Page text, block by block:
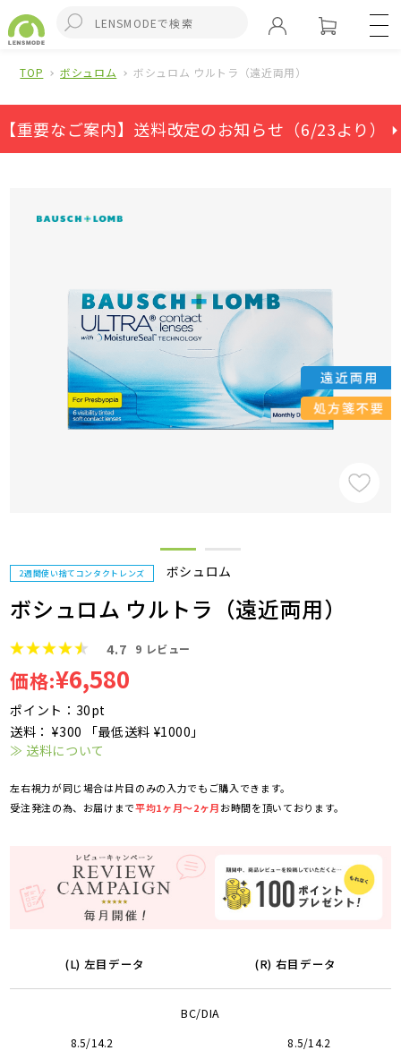
TOP ボシュロム ボシュロム ウルトラ（遠近両用）
【重要なご案内】送料改定のお知らせ（6/23より） ⏵
2週間使い捨てコンタクトレンズ ボシュロム
ボシュロム ウルトラ（遠近両用）
4.7 9 レビュー
価格:¥6,580
ポイント：30pt
送料： ¥300 「最低送料 ¥1000」
≫ 送料について
左右視力が同じ場合は片目のみの入力でもご購入できます。
受注発注の為、お届けまで平均1ヶ月～2ヶ月お時間を頂いております。
(L) 左目データ (R) 右目データ
BC/DIA
8.5/14.2 8.5/14.2